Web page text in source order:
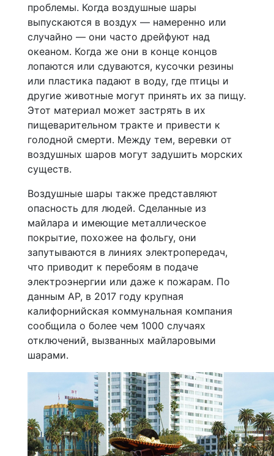
проблемы. Когда воздушные шары
выпускаются в воздух — намеренно или
случайно — они часто дрейфуют над
океаном. Когда же они в конце концов
лопаются или сдуваются, кусочки резины
или пластика падают в воду, где птицы и
другие животные могут принять их за пищу.
Этот материал может застрять в их
пищеварительном тракте и привести к
голодной смерти. Между тем, веревки от
воздушных шаров могут задушить морских
существ.
Воздушные шары также представляют
опасность для людей. Сделанные из
майлара и имеющие металлическое
покрытие, похожее на фольгу, они
запутываются в линиях электропередач,
что приводит к перебоям в подаче
электроэнергии или даже к пожарам. По
данным AP, в 2017 году крупная
калифорнийская коммунальная компания
сообщила о более чем 1000 случаях
отключений, вызванных майларовыми
шарами.